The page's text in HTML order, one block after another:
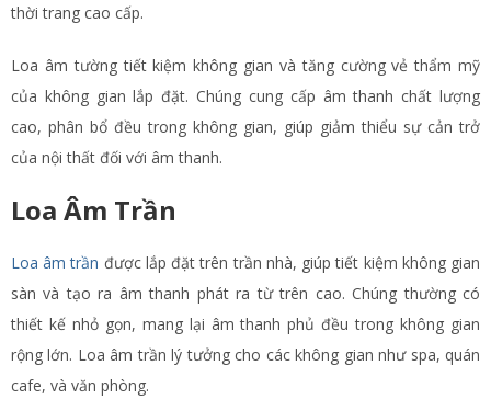
thời trang cao cấp.
Loa âm tường tiết kiệm không gian và tăng cường vẻ thẩm mỹ
của không gian lắp đặt. Chúng cung cấp âm thanh chất lượng
cao, phân bổ đều trong không gian, giúp giảm thiểu sự cản trở
của nội thất đối với âm thanh.
Loa Âm Trần
Loa âm trần được lắp đặt trên trần nhà, giúp tiết kiệm không gian
sàn và tạo ra âm thanh phát ra từ trên cao. Chúng thường có
thiết kế nhỏ gọn, mang lại âm thanh phủ đều trong không gian
rộng lớn. Loa âm trần lý tưởng cho các không gian như spa, quán
cafe, và văn phòng.